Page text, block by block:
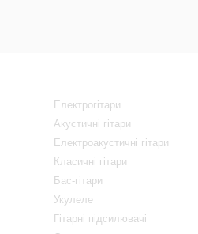
Електрогітари
Акустичні гітари
Електроакустичні гітари
Класичні гітари
Бас-гітари
Укулеле
Гітарні підсилювачі